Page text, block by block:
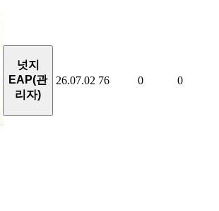
넛지
EAP(관
리자)
26.07.02 76 0 0